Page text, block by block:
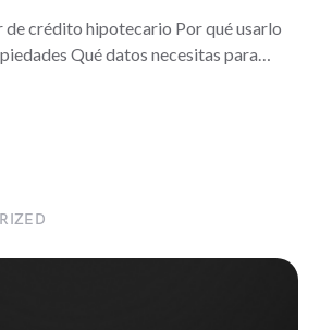
de crédito hipotecario Por qué usarlo
Qué datos necesitas para…